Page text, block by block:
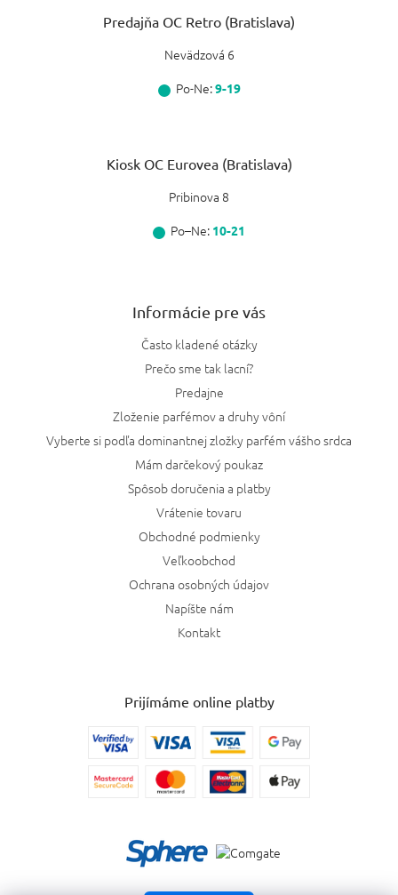
Predajňa OC Retro (Bratislava)
Nevädzová 6
Po-Ne:9-19
Kiosk OC Eurovea (Bratislava)
Pribinova 8
Po–Ne: 10-21
Informácie pre vás
Často kladené otázky
Prečo sme tak lacní?
Predajne
Zloženie parfémov a druhy vôní
Vyberte si podľa dominantnej zložky parfém vášho srdca
Mám darčekový poukaz
Spôsob doručenia a platby
Vrátenie tovaru
Obchodné podmienky
Veľkoobchod
Ochrana osobných údajov
Napíšte nám
Kontakt
Prijímáme online platby